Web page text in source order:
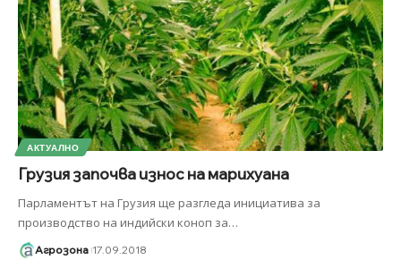
АКТУАЛНО
Грузия започва износ на марихуана
Парламентът на Грузия ще разгледа инициатива за
производство на индийски коноп за…
Агрозона 17.09.2018